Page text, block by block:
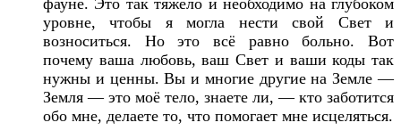
фауне. Это так тяжело и необходимо на глубоком
уровне, чтобы я могла нести свой Свет и
возноситься. Но это всё равно больно. Вот
почему ваша любовь, ваш Свет и ваши коды так
нужны и ценны. Вы и многие другие на Земле —
Земля — это моё тело, знаете ли, — кто заботится
обо мне, делаете то, что помогает мне исцеляться.